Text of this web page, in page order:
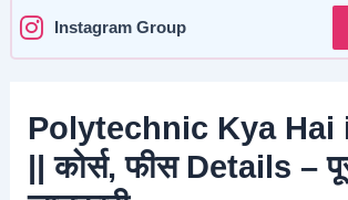
Instagram Group
Polytechnic Kya Hai
|| कोर्स, फीस Details –